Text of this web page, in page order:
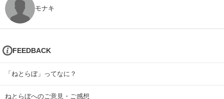
モナキ
FEEDBACK
「ねとらぼ」ってなに？
ねとらぼへのご意見・ご感想